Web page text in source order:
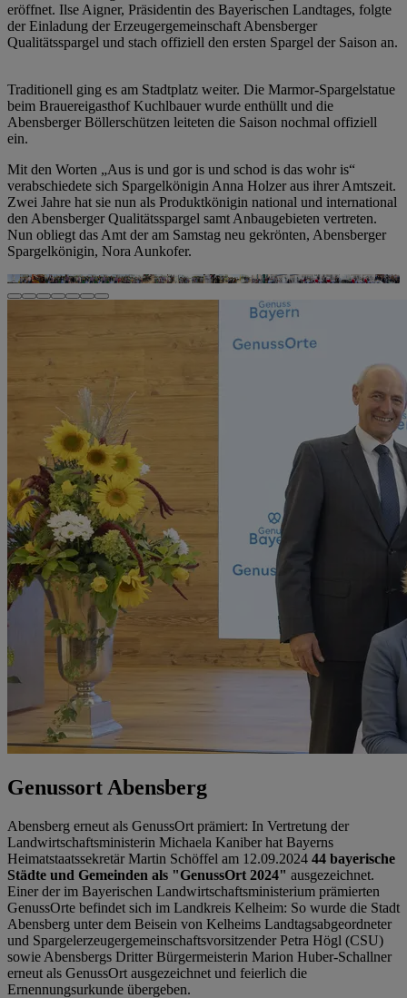
eröffnet. Ilse Aigner, Präsidentin des Bayerischen Landtages, folgte
der Einladung der Erzeugergemeinschaft Abensberger
Qualitätsspargel und stach offiziell den ersten Spargel der Saison an.
Traditionell ging es am Stadtplatz weiter. Die Marmor-Spargelstatue
beim Brauereigasthof Kuchlbauer wurde enthüllt und die
Abensberger Böllerschützen leiteten die Saison nochmal offiziell
ein.
Mit den Worten „Aus is und gor is und schod is das wohr is“
verabschiedete sich Spargelkönigin Anna Holzer aus ihrer Amtszeit.
Zwei Jahre hat sie nun als Produktkönigin national und international
den Abensberger Qualitätsspargel samt Anbaugebieten vertreten.
Nun obliegt das Amt der am Samstag neu gekrönten, Abensberger
Spargelkönigin, Nora Aunkofer.
Genussort Abensberg
Abensberg erneut als GenussOrt prämiert: In Vertretung der
Landwirtschaftsministerin Michaela Kaniber hat Bayerns
Heimatstaatssekretär Martin Schöffel am 12.09.2024 44 bayerische
Städte und Gemeinden als "GenussOrt 2024" ausgezeichnet.
Einer der im Bayerischen Landwirtschaftsministerium prämierten
GenussOrte befindet sich im Landkreis Kelheim: So wurde die Stadt
Abensberg unter dem Beisein von Kelheims Landtagsabgeordneter
und Spargelerzeugergemeinschaftsvorsitzender Petra Högl (CSU)
sowie Abensbergs Dritter Bürgermeisterin Marion Huber-Schallner
erneut als GenussOrt ausgezeichnet und feierlich die
Ernennungsurkunde übergeben.